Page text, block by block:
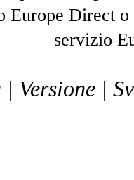
Europe Direct
servizio
| Versione |